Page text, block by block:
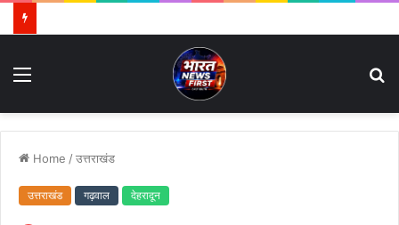
Home /उत्तराखंड
उत्तराखंड गढ़वाल देहरादून